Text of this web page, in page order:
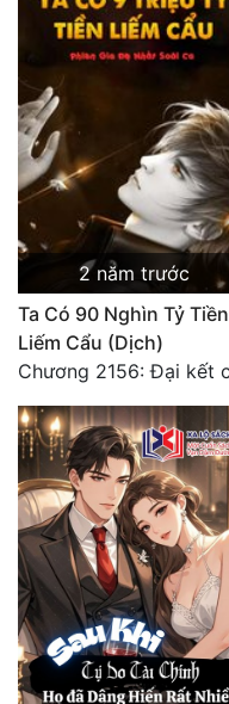
2 năm trước
Ta Có 90 Nghìn Tỷ Tiền
Liếm Cẩu (Dịch)